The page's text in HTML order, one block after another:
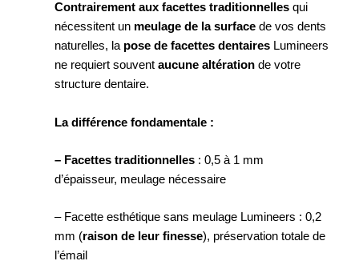
Contrairement aux facettes traditionnellesqui
nécessitent un meulage de la surfacede vos dents
naturelles, la pose de facettes dentairesLumineers
ne requiert souvent aucune altérationde votre
structure dentaire.
La différence fondamentale :
– Facettes traditionnelles: 0,5 à 1 mm
d’épaisseur, meulage nécessaire
– Facette esthétique sans meulage Lumineers : 0,2
mm (raison de leur finesse), préservation totale de
l’émail